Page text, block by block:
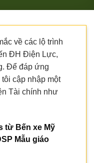
về các lộ trình
ĐH Điện Lực,
Để đáp ứng
cập nhập một
Tài chính như
từ Bến xe Mỹ
Mẫu giáo